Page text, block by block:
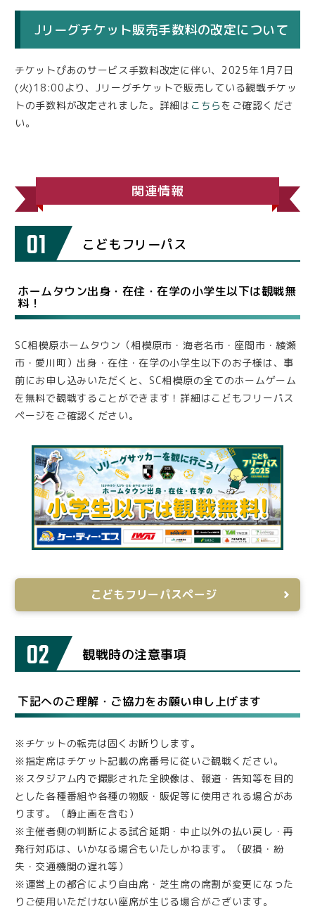
Jリーグチケット販売手数料の改定について
チケットぴあのサービス手数料改定に伴い、2025年1月7日
(火)18:00より、Jリーグチケットで販売している観戦チケッ
トの手数料が改定されました。詳細は こちら をご確認くださ
い。
関連情報
01 こどもフリーパス
ホームタウン出身・在住・在学の小学生以下は観戦無
料！
SC相模原ホームタウン（相模原市・海老名市・座間市・綾瀬
市・愛川町）出身・在住・在学の小学生以下のお子様は、事
前にお申し込みいただくと、SC相模原の全てのホームゲーム
を無料で観戦することができます！詳細はこどもフリーパス
ページをご確認ください。
こどもフリーパスページ
02 観戦時の注意事項
下記へのご理解・ご協力をお願い申し上げます
※チケットの転売は固くお断りします。
※指定席はチケット記載の席番号に従いご観戦ください。
※スタジアム内で撮影された全映像は、報道・告知等を目的
とした各種番組や各種の物販・販促等に使用される場合があ
ります。（静止画を含む）
※主催者側の判断による試合延期・中止以外の払い戻し・再
発行対応は、いかなる場合もいたしかねます。（破損・紛
失・交通機関の遅れ等）
※運営上の都合により自由席・芝生席の席割が変更になった
りご使用いただけない座席が生じる場合がございます。